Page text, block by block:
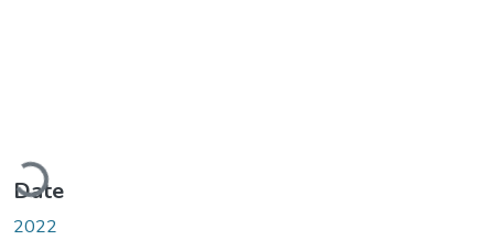
Loading...
Date
2022